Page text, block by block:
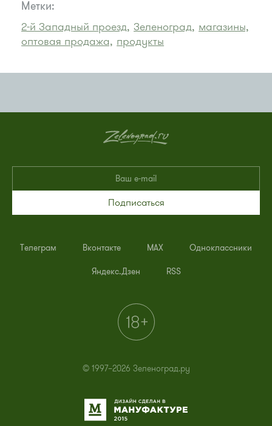
Метки:
2-й Западный проезд, Зеленоград, магазины,
оптовая продажа, продукты
Подписаться
Телеграм Вконтакте MAX Одноклассники
Яндекс.Дзен RSS
© 1997–2026 Зеленоград.ру